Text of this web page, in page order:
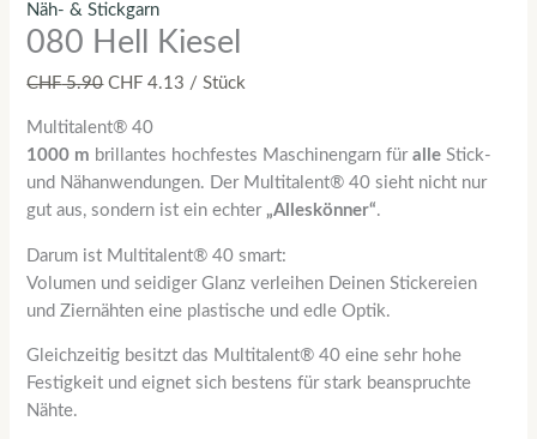
Näh- & Stickgarn
080 Hell Kiesel
CHF5.90 CHF 4.13 / Stück
Multitalent® 40
1000 m brillantes hochfestes Maschinengarn füralle Stick-
und Nähanwendungen. Der Multitalent® 40 sieht nicht nur
gut aus, sondern ist ein echter„Alleskönner“.
Darum ist Multitalent® 40 smart:
Volumen und seidiger Glanz verleihen Deinen Stickereien
und Ziernähten eine plastische und edle Optik.
Gleichzeitig besitzt das Multitalent® 40 eine sehr hohe
Festigkeit und eignet sich bestens für stark beanspruchte
Nähte.